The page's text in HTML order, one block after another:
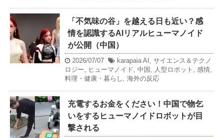
「不気味の谷」を越える日も近い？感
情を認識するAIリアルヒューマノイド
が公開（中国）
2026/07/07 karapaia AI , サイエンス＆テクノ
ロジー, ヒューマノイド, 中国 , 人型ロボット , 感情,
料理・健康・暮らし , 海外の反応
充電するお金をください！中国で物乞
いをするヒューマノイドロボットが目
撃される